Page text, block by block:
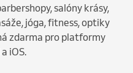
salóny krásy,
jóga, fitness, optiky
zdarma pro platformy
iOS.